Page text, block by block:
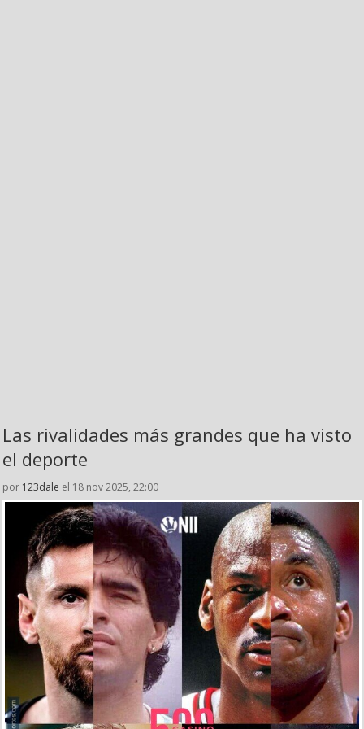
Las rivalidades más grandes que ha visto
el deporte
por 123dale el 18 nov 2025, 22:00